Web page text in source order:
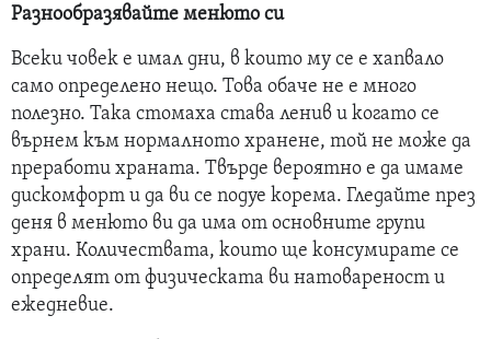
Разнообразявайте менюто си
Всеки човек е имал дни, в които му се е хапвало
само определено нещо. Това обаче не е много
полезно. Така стомаха става ленив и когато се
върнем към нормалното хранене, той не може да
преработи храната. Твърде вероятно е да имаме
дискомфорт и да ви се подуе корема. Гледайте през
деня в менюто ви да има от основните групи
храни. Количествата, които ще консумирате се
определят от физическата ви натовареност и
ежедневие.